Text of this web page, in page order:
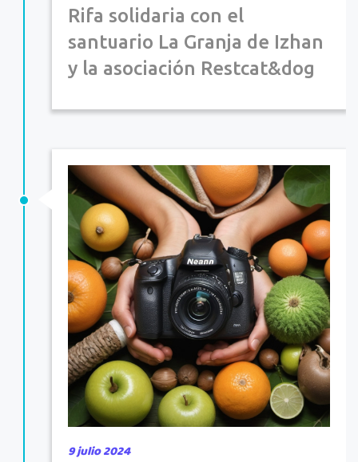
Rifa solidaria con el
santuario La Granja de Izhan
y la asociación Restcat&dog
9 julio 2024